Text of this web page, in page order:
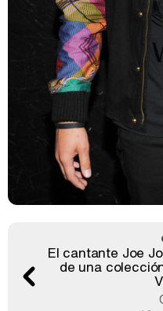
El cantante Joe
de una